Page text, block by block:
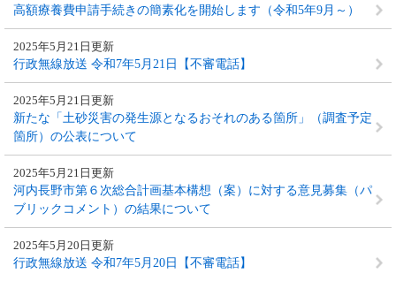
高額療養費申請手続きの簡素化を開始します（令和5年9月～）
行政無線放送 令和7年5月21日【不審電話】
2025年5月21日更新
新たな「土砂災害の発生源となるおそれのある箇所」（調査予定
箇所）の公表について
2025年5月21日更新
河内長野市第６次総合計画基本構想（案）に対する意見募集（パ
ブリックコメント）の結果について
2025年5月21日更新
行政無線放送 令和7年5月20日【不審電話】
2025年5月20日更新